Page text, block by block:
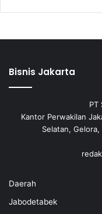
Bisnis Jakarta
PT
Kantor Perwakilan
Selatan,
Daerah
Jabodetabek